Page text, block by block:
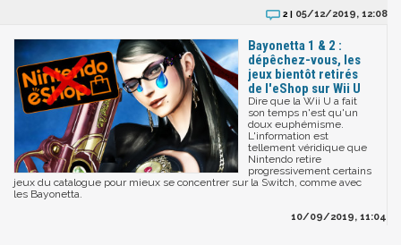
2 | 05/12/2019, 12:08
Bayonetta 1 & 2 :
dépêchez-vous, les
jeux bientôt retirés
de l'eShop sur Wii U
Dire que la Wii U a fait
son temps n'est qu'un
doux euphémisme.
L'information est
tellement véridique que
Nintendo retire
progressivement certains
jeux du catalogue pour mieux se concentrer sur la Switch, comme avec
les Bayonetta.
10/09/2019, 11:04